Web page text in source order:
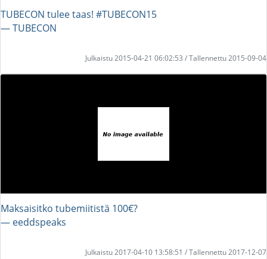
TUBECON tulee taas! #TUBECON15
― TUBECON
Julkaistu 2015-04-21 06:02:53 / Tallennettu 2015-09-04
Maksaisitko tubemiitistä 100€?
― eeddspeaks
Julkaistu 2017-04-10 13:58:51 / Tallennettu 2017-12-07